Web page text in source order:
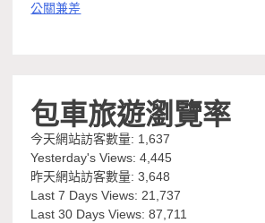
公關兼差
包車旅遊瀏覽率
今天網站訪客數量: 1,637
Yesterday's Views:4,445
昨天網站訪客數量:3,648
Last 7 Days Views:21,737
Last 30 Days Views:87,711